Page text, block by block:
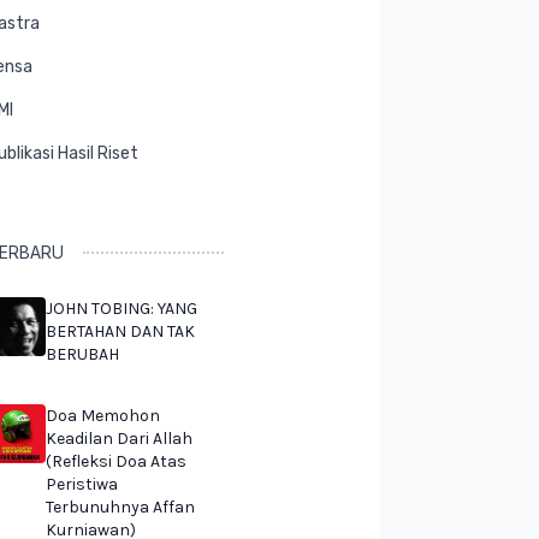
Hasil Riset
JOHN TOBING: YANG
BERTAHAN DAN TAK
BERUBAH
Doa Memohon
Keadilan Dari Allah
(Refleksi Doa Atas
Peristiwa
Terbunuhnya Affan
Kurniawan)